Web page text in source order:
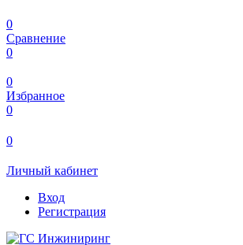
0
Сравнение
0
0
Избранное
0
0
Личный кабинет
Вход
Регистрация